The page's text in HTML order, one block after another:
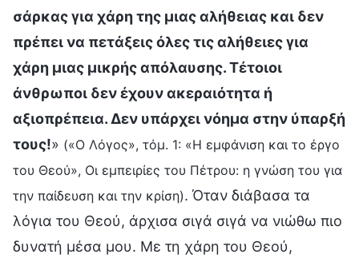
σάρκας για χάρη της μιας αλήθειας και δεν
πρέπει να πετάξεις όλες τις αλήθειες για
χάρη μιας μικρής απόλαυσης. Τέτοιοι
άνθρωποι δεν έχουν ακεραιότητα ή
αξιοπρέπεια. Δεν υπάρχει νόημα στην ύπαρξή
τους!» («Ο Λόγος», τόμ. 1: «Η εμφάνιση και το έργο
του Θεού», Οι εμπειρίες του Πέτρου: η γνώση του για
την παίδευση και την κρίση). Όταν διάβασα τα
λόγια του Θεού, άρχισα σιγά σιγά να νιώθω πιο
δυνατή μέσα μου. Με τη χάρη του Θεού,